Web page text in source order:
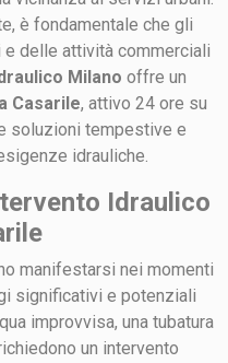
è fondamentale che gli
delle attività commerciali
Milano offre un
Casarile, attivo 24 ore su
soluzioni tempestive e
idrauliche.
Idraulico
manifestarsi nei momenti
significativi e potenziali
improvvisa, una tubatura
un intervento